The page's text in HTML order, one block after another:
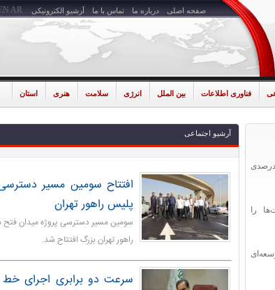
صفحه اصلی درباره ما تماس با ما آرشیو الکترونیکی AR
فناوری اطلاعات بین الملل انرژی سلامت هنری استان
تهرانی‌ها منجر به کاهش ۱۰ درصدی
را
۵۱ پروژه توسعه‌ای
آرشیو اجتماعی
افتتاح سومین مسیر
پلیس راهور تهران
سومین مسیر دسترسی پروژه میدان فتح
راهور تهران بزرگ افتتاح شد.
سرعت دو برابری اجرای خط